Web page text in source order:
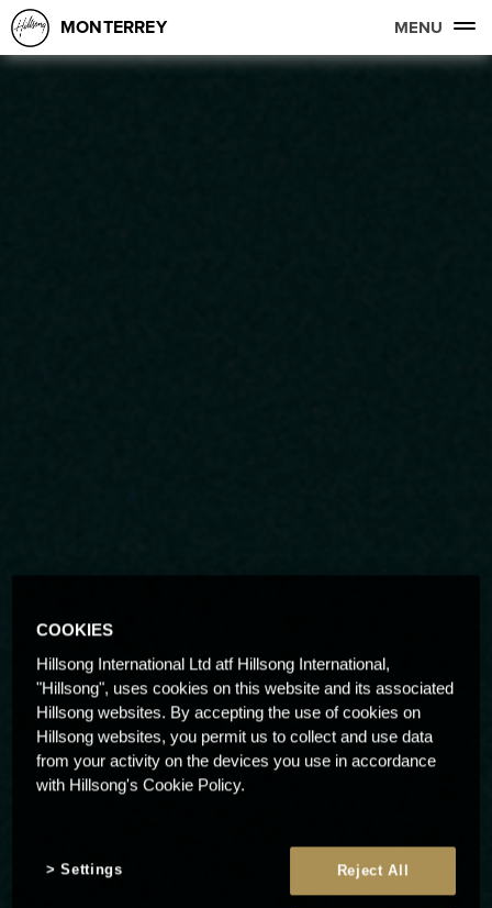
MONTERREY MENU
COOKIES
Hillsong International Ltd atf Hillsong International,
"Hillsong", uses cookies on this website and its associated
Hillsong websites. By accepting the use of cookies on
Hillsong websites, you permit us to collect and use data
from your activity on the devices you use in accordance
with Hillsong's Cookie Policy.
Reject All
Settings